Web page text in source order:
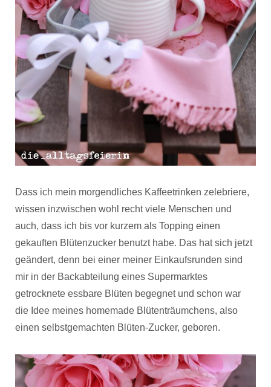
Dass ich mein morgendliches Kaffeetrinken zelebriere,
wissen inzwischen wohl recht viele Menschen und
auch, dass ich bis vor kurzem als Topping einen
gekauften Blütenzucker benutzt habe. Das hat sich jetzt
geändert, denn bei einer meiner Einkaufsrunden sind
mir in der Backabteilung eines Supermarktes
getrocknete essbare Blüten begegnet und schon war
die Idee meines homemade Blütenträumchens, also
einen selbstgemachten Blüten-Zucker, geboren.